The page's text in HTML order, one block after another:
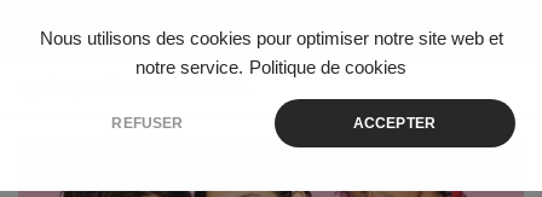
Nous utilisons des cookies pour optimiser notre site web et
notre service. Politique de cookies
REFUSER ACCEPTER
Skip to content